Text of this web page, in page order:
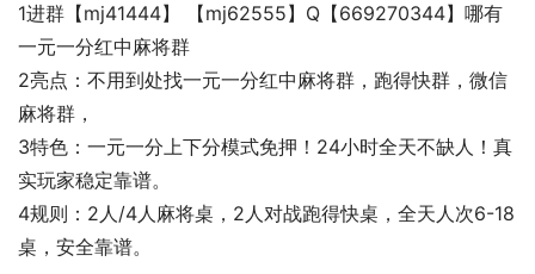
1进群【mj41444】 【mj62555】Q【669270344】哪有
一元一分红中麻将群
2亮点：不用到处找一元一分红中麻将群，跑得快群，微信
麻将群，
3特色：一元一分上下分模式免押！24小时全天不缺人！真
实玩家稳定靠谱。
4规则：2人/4人麻将桌，2人对战跑得快桌，全天人次6-18
桌，安全靠谱。